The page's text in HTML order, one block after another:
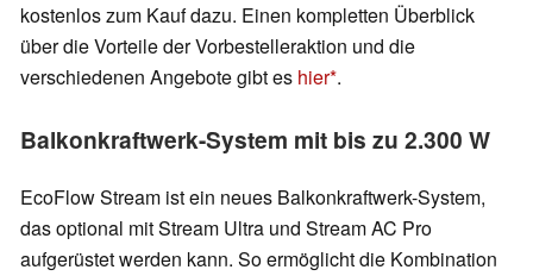
kostenlos zum Kauf dazu. Einen kompletten Überblick
über die Vorteile der Vorbestelleraktion und die
verschiedenen Angebote gibt es hier .
Balkonkraftwerk-System mit bis zu 2.300 W
EcoFlow Stream ist ein neues Balkonkraftwerk-System,
das optional mit Stream Ultra und Stream AC Pro
aufgerüstet werden kann. So ermöglicht die Kombination